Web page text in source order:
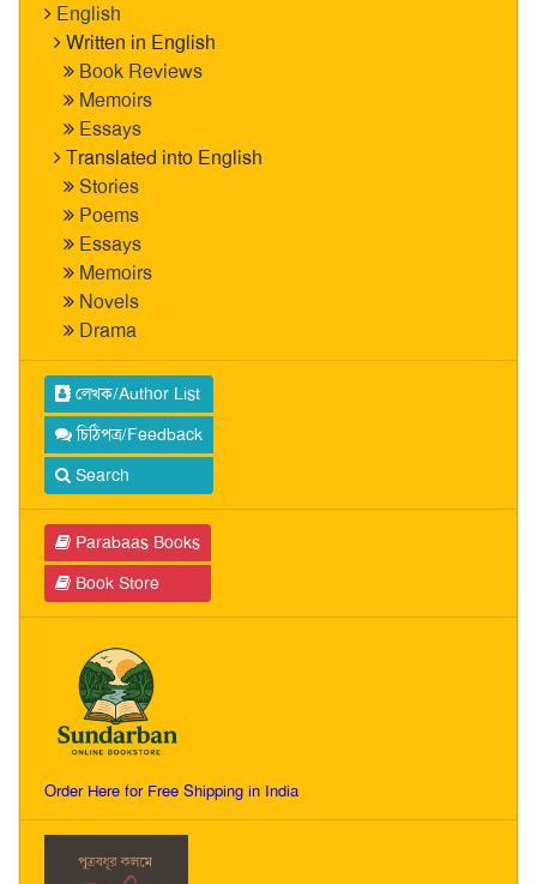
English
Written in English
Book Reviews
Memoirs
Essays
Translated into English
Stories
Poems
Essays
Memoirs
Novels
Drama
লেখক/Author List
চিঠিপত্র/Feedback
Search
Parabaas Books
Book Store
Order Here for Free Shipping in India